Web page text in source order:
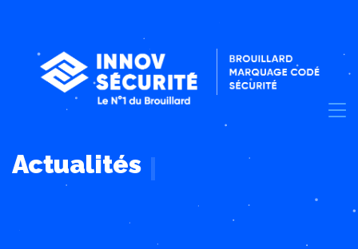
Actualités